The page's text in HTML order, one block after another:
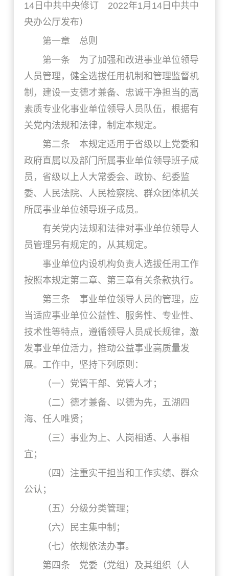
14日中共中央修订 2022年1月14日中共中
央办公厅发布）
第一章 总则
第一条 为了加强和改进事业单位领导
人员管理，健全选拔任用机制和管理监督机
制，建设一支德才兼备、忠诚干净担当的高
素质专业化事业单位领导人员队伍，根据有
关党内法规和法律，制定本规定。
第二条 本规定适用于省级以上党委和
政府直属以及部门所属事业单位领导班子成
员，省级以上人大常委会、政协、纪委监
委、人民法院、人民检察院、群众团体机关
所属事业单位领导班子成员。
有关党内法规和法律对事业单位领导人
员管理另有规定的，从其规定。
事业单位内设机构负责人选拔任用工作
按照本规定第二章、第三章有关条款执行。
第三条 事业单位领导人员的管理，应
当适应事业单位公益性、服务性、专业性、
技术性等特点，遵循领导人员成长规律，激
发事业单位活力，推动公益事业高质量发
展。工作中，坚持下列原则：
（一）党管干部、党管人才；
（二）德才兼备、以德为先，五湖四
海、任人唯贤；
（三）事业为上、人岗相适、人事相
宜；
（四）注重实干担当和工作实绩、群众
公认；
（五）分级分类管理；
（六）民主集中制；
（七）依规依法办事。
第四条 党委（党组）及其组织（人